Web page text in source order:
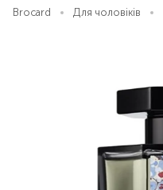
Brocard Для чоловіків